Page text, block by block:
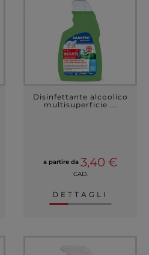
Disinfettante alcoolico
multisuperficie ...
a partire da 3,40 €
CAD.
DETTAGLI